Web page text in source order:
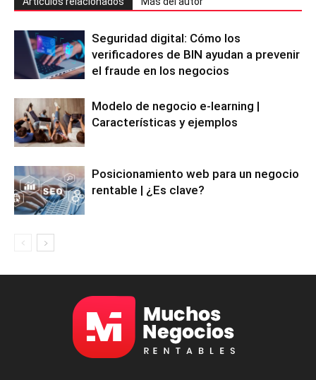
Seguridad digital: Cómo los
verificadores de BIN ayudan a prevenir
el fraude en los negocios
Modelo de negocio e-learning |
Características y ejemplos
Posicionamiento web para un negocio
rentable | ¿Es clave?